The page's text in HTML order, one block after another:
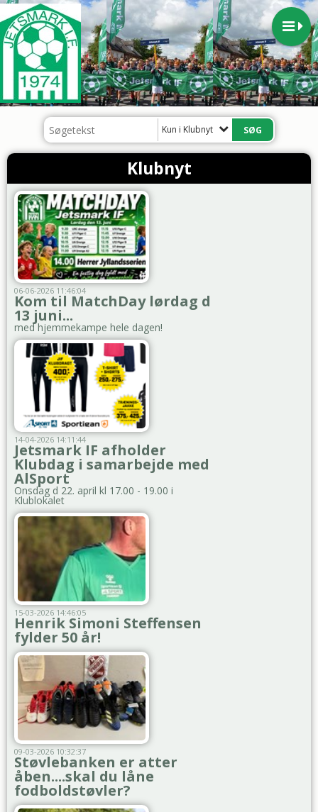
Kun i Klubnyt
Klubnyt
06-06-2026 11:46:04
Kom til MatchDay lørdag d
13 juni...
med hjemmekampe hele dagen!
14-04-2026 14:11:44
Jetsmark IF afholder
Klubdag i samarbejde med
AlSport
Onsdag d 22. april kl 17.00 - 19.00 i
Klublokalet
15-03-2026 14:46:05
Henrik Simoni Steffensen
fylder 50 år!
09-03-2026 10:32:37
Støvlebanken er atter
åben....skal du låne
fodboldstøvler?